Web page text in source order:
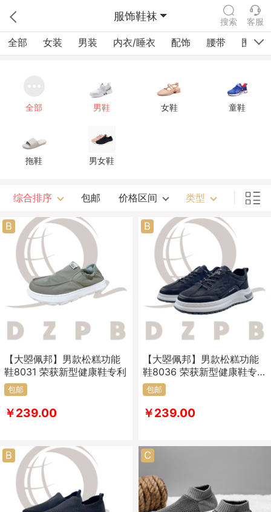
服饰鞋袜 搜索 客服
全部 女装 男装 内衣/睡衣 配饰 腰带 围巾/
全部 男鞋 女鞋 童鞋
拖鞋 男女鞋
综合排序 包邮 价格区间 类型
B
【大曌佩邦】男款松糕功能
鞋8031 荣获新型健康鞋专利
包邮
￥239.00
B
【大曌佩邦】男款松糕功能
鞋8036 荣获新型健康鞋专
利包邮
￥239.00
B C